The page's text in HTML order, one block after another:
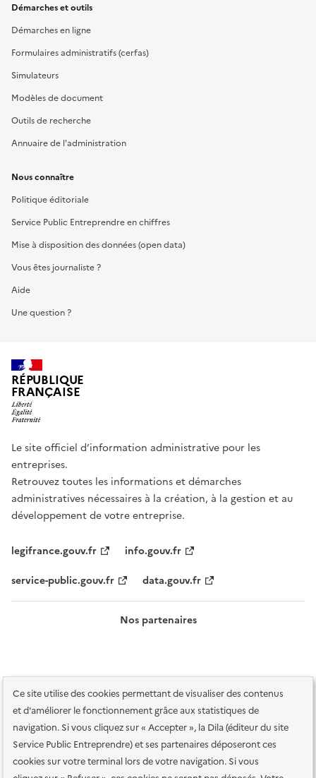
Ce site utilise des cookies permettant de visualiser des contenus
et d'améliorer le fonctionnement grâce aux statistiques de
navigation. Si vous cliquez sur « Accepter », la Dila (éditeur du site
Service Public Entreprendre) et ses partenaires déposeront ces
cookies sur votre terminal lors de votre navigation. Si vous
Démarches et outils
Démarches en ligne
Formulaires administratifs (cerfas)
Simulateurs
Modèles de document
Outils de recherche
Annuaire de l'administration
Nous connaître
Politique éditoriale
Service Public Entreprendre en chiffres
Mise à disposition des données (open data)
Vous êtes journaliste ?
Aide
Une question ?
RÉPUBLIQUE
FRANÇAISE
Le site officiel d’information administrative pour les
entreprises.
Retrouvez toutes les informations et démarches
administratives nécessaires à la création, à la gestion et au
développement de votre entreprise.
legifrance.gouv.fr
info.gouv.fr
service-public.gouv.fr
data.gouv.fr
Nos partenaires
Plan du site Accessibilité : totalement conforme
Accessibilité des
services en ligne
Mentions légales Données personnelles et sécurité